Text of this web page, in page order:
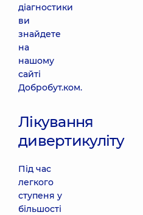
діагностики
ви
знайдете
на
нашому
сайті
Добробут.ком.
Лікування
дивертикуліту
Під час
легкого
ступеня у
більшості